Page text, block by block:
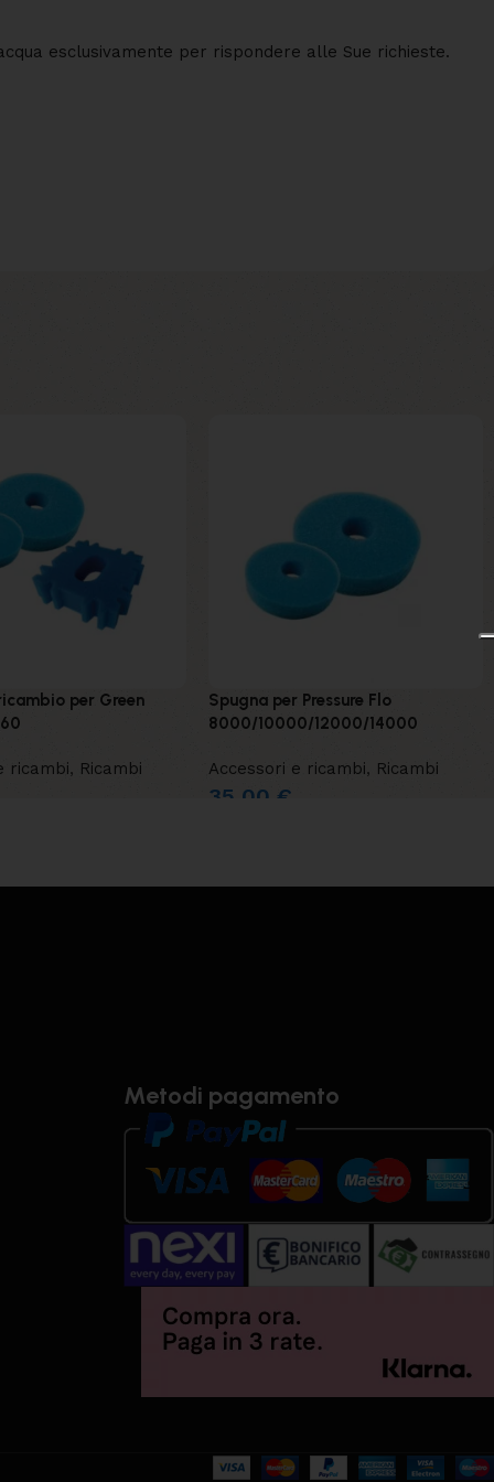
esclusivamente per rispondere alle Sue richieste.
per Green
ricambi, Ricambi
Spugna per Pressure Flo
8000/10000/12000/14000
Accessori e ricambi, Ricambi
35,00€
Metodi pagamento